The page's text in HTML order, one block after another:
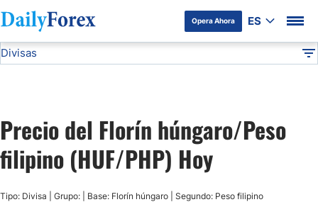
Opera Ahora ES
Divulgación del Anunciante
Divisas
USD/JPY
GBP/USD
Precio del Florín húngaro/Peso
filipino (HUF/PHP) Hoy
Tipo: Divisa | Grupo: | Base: Florín húngaro | Segundo: Peso filipino